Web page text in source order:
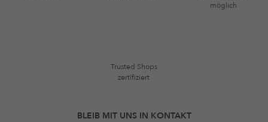
möglich
Trusted Shops
zertifiziert
BLEIB MIT UNS IN KONTAKT